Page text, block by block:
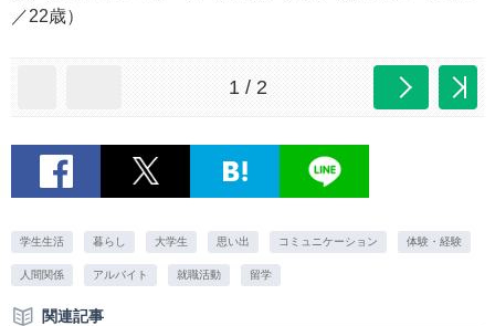
／22歳）
1 / 2
学生生活 暮らし 大学生 思い出 コミュニケーション 体験・経験
人間関係 アルバイト 就職活動 留学
関連記事